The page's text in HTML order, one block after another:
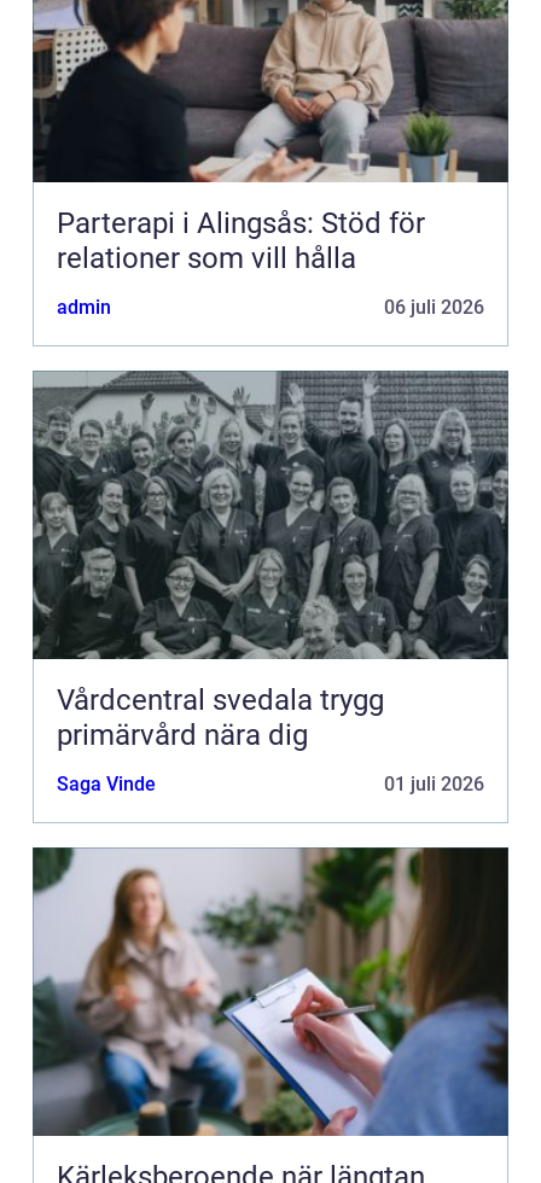
Parterapi i Alingsås: Stöd för
relationer som vill hålla
admin 06 juli 2026
Vårdcentral svedala trygg
primärvård nära dig
Saga Vinde 01 juli 2026